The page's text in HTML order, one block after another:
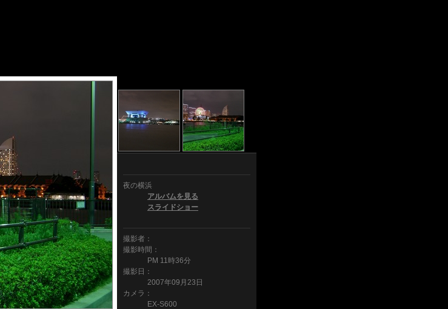
夜の横浜
アルバムを見る
スライドショー
撮影者：
撮影時間：
PM 11時36分
撮影日：
2007年09月23日
カメラ：
EX-S600